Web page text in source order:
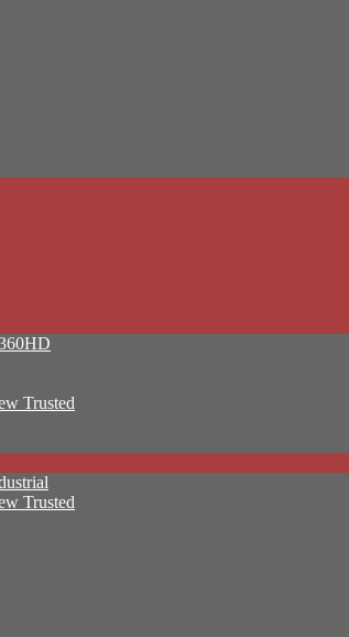
Trusted
Trusted